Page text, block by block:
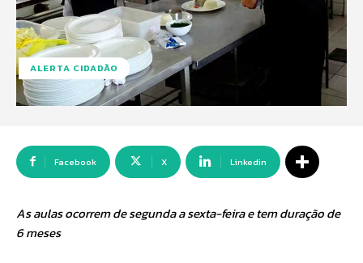
ALERTA CIDADÃO
Facebook X Linkedin
As aulas ocorrem de segunda a sexta-feira e tem duração de
6 meses